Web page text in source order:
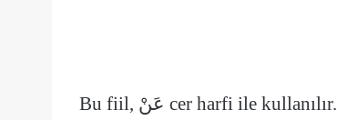
Bu fiil, عَنْ cer harfi ile kullanılır.